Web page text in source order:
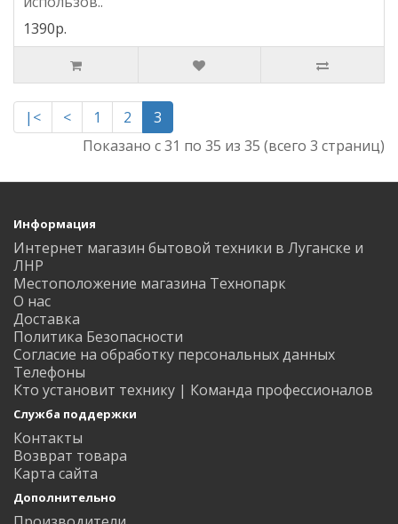
1390р.
|< < 1 2
3
Показано с 31 по 35 из 35 (всего 3 страниц)
Информация
Интернет магазин бытовой техники в Луганске и
ЛНР
Местоположение магазина Технопарк
О нас
Доставка
Политика Безопасности
Согласие на обработку персональных данных
Телефоны
Кто установит технику | Команда профессионалов
Служба поддержки
Контакты
Возврат товара
Карта сайта
Дополнительно